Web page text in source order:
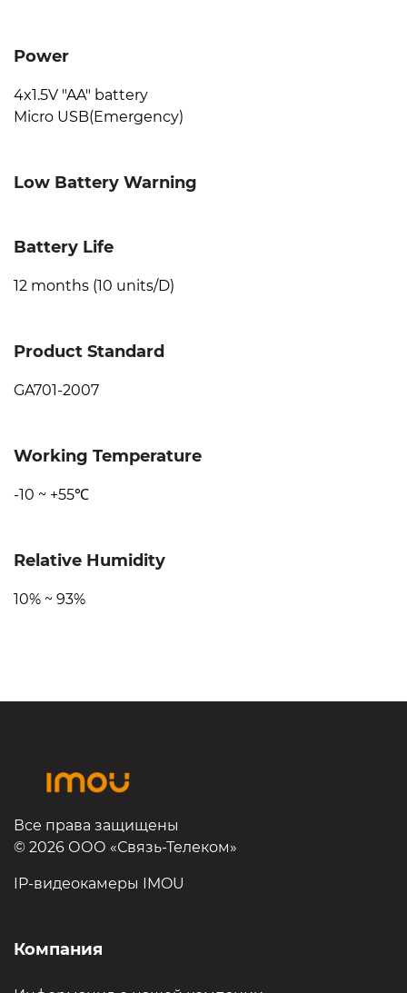
Power
4x1.5V "AA" battery
Micro USB(Emergency)
Low Battery Warning
Battery Life
12 months (10 units/D)
Product Standard
GA701-2007
Working Temperature
-10 ~ +55℃
Relative Humidity
10% ~ 93%
Все права защищены
© 2026 ООО «Связь-Телеком»
IP-видеокамеры IMOU
Компания